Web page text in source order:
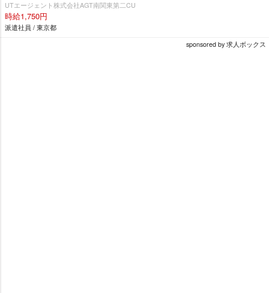
UTエージェント株式会社AGT南関東第二CU
時給1,750円
派遣社員 / 東京都
sponsored by 求人ボックス